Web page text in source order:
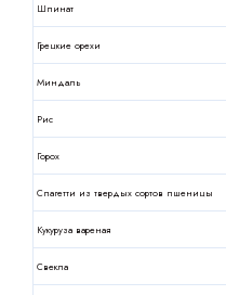
Шпинат
Грецкие орехи
Миндаль
Рис
Горох
Спагетти из твердых сортов пшеницы
Кукуруза вареная
Свекла